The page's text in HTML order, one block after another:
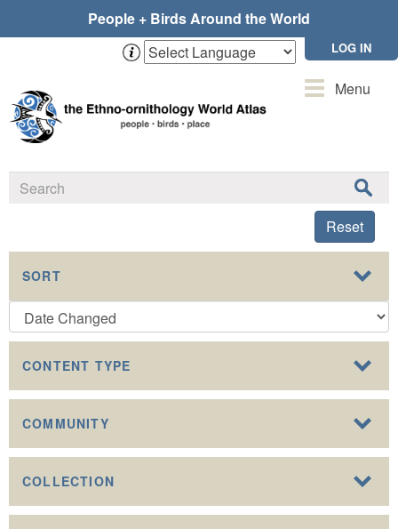
People + Birds Around the World
LOG IN
ToggleMenu
Reset
SORT
CONTENT TYPE
COMMUNITY
COLLECTION